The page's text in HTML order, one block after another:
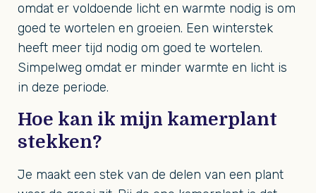
omdat er voldoende licht en warmte nodig is om
goed te wortelen en groeien. Een winterstek
heeft meer tijd nodig om goed te wortelen.
Simpelweg omdat er minder warmte en licht is
in deze periode.
Hoe kan ik mijn kamerplant
stekken?
Je maakt een stek van de delen van een plant